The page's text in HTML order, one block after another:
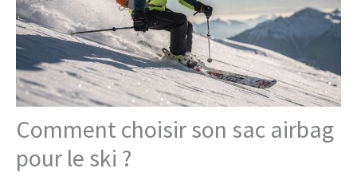
Comment choisir son sac airbag
pour le ski ?
h
e